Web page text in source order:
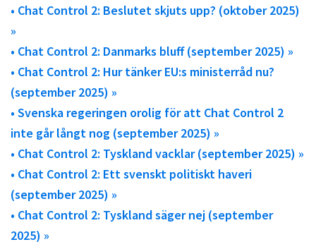
• Chat Control 2: Beslutet skjuts upp? (oktober 2025)
»
• Chat Control 2: Danmarks bluff (september 2025) »
• Chat Control 2: Hur tänker EU:s ministerråd nu?
(september 2025) »
• Svenska regeringen orolig för att Chat Control 2
inte går långt nog (september 2025) »
• Chat Control 2: Tyskland vacklar (september 2025) »
• Chat Control 2: Ett svenskt politiskt haveri
(september 2025) »
• Chat Control 2: Tyskland säger nej (september
2025) »